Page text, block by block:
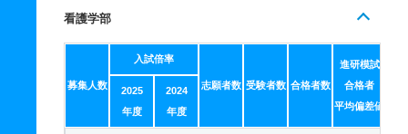
経営情報学科 推薦 高校推薦方式Ⅱ期
1倍 1倍
スポーツ経営学科 一般 Ⅰ期
看護学部
募集人数
入試倍率
志願者数 受験者数 合格者数
進研模試
合格者
平均偏差値
2025
年度
2024
年度